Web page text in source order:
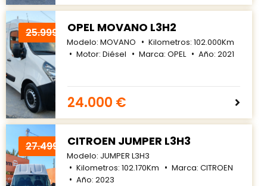
25.999€ OPEL MOVANO L3H2
Modelo: MOVANO Kilometros: 102.000Km
Motor: Diésel Marca: OPEL Año: 2021
24.000 €
27.499€ CITROEN JUMPER L3H3
Modelo: JUMPER L3H3
Kilometros: 102.170Km Marca: CITROEN
Año: 2023